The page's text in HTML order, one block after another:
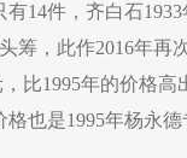
有14件，齐白石
筹，此作2016年再
比1995年的价格高
格也是1995年杨永